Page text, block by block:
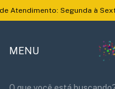
Segunda à Sexta
MENU